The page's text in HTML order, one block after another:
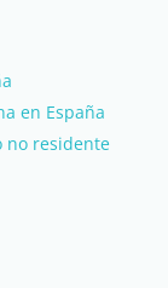
en España
no residente